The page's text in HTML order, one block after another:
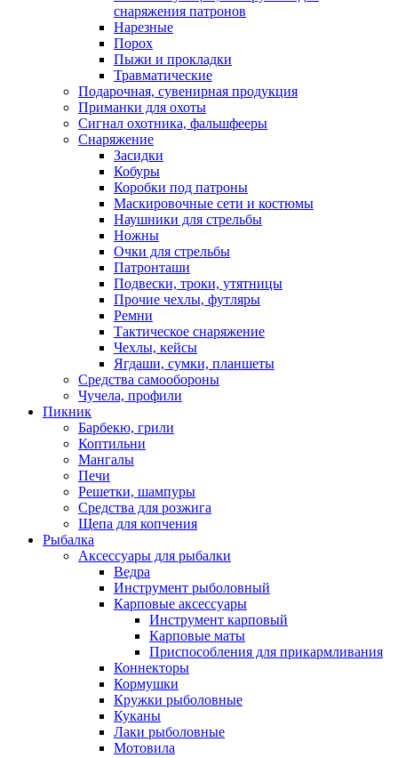
снаряжения патронов
Нарезные
Порох
Пыжи и прокладки
Травматические
Подарочная, сувенирная продукция
Приманки для охоты
Сигнал охотника, фальшфееры
Снаряжение
Засидки
Кобуры
Коробки под патроны
Маскировочные сети и костюмы
Наушники для стрельбы
Ножны
Очки для стрельбы
Патронташи
Подвески, троки, утятницы
Прочие чехлы, футляры
Ремни
Тактическое снаряжение
Чехлы, кейсы
Ягдаши, сумки, планшеты
Средства самообороны
Чучела, профили
Пикник
Барбекю, грили
Коптильни
Мангалы
Печи
Решетки, шампуры
Средства для розжига
Щепа для копчения
Рыбалка
Аксессуары для рыбалки
Ведра
Инструмент рыболовный
Карповые аксессуары
Инструмент карповый
Карповые маты
Приспособления для прикармливания
Коннекторы
Кормушки
Кружки рыболовные
Куканы
Лаки рыболовные
Мотовила